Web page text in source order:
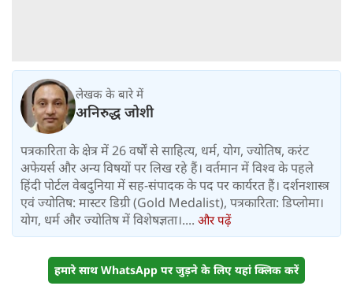
लेखक के बारे में
अनिरुद्ध जोशी
पत्रकारिता के क्षेत्र में 26 वर्षों से साहित्य, धर्म, योग, ज्योतिष, करंट
अफेयर्स और अन्य विषयों पर लिख रहे हैं। वर्तमान में विश्‍व के पहले
हिंदी पोर्टल वेबदुनिया में सह-संपादक के पद पर कार्यरत हैं। दर्शनशास्त्र
एवं ज्योतिष: मास्टर डिग्री (Gold Medalist), पत्रकारिता: डिप्लोमा।
योग, धर्म और ज्योतिष में विशेषज्ञता।.... और पढ़ें
हमारे साथ WhatsApp पर जुड़ने के लिए यहां क्लिक करें